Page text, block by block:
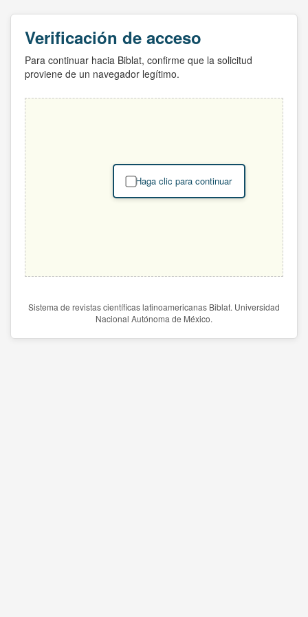
Verificación de acceso
Para continuar hacia Biblat, confirme que la solicitud
proviene de un navegador legítimo.
Haga clic para continuar
Sistema de revistas científicas latinoamericanas Biblat. Universidad
Nacional Autónoma de México.